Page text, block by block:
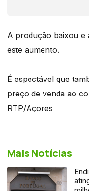
A produção baixou e
este aumento.
É espectável que
preço de venda ao
RTP/Açores
Mais Notícias